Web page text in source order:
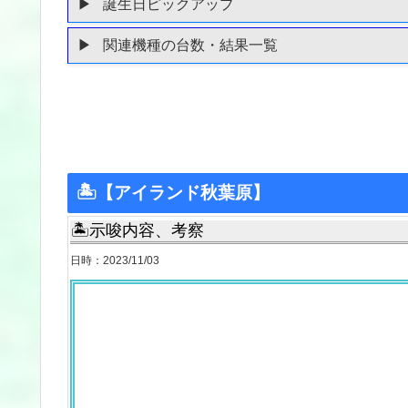
誕生日ピックアップ
関連機種の台数・結果一覧
🏝【アイランド秋葉原】
🏝示唆内容、考察
日時：2023/11/03